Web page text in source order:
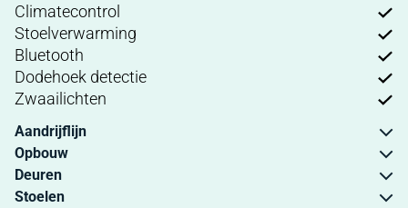
Climatecontrol
Stoelverwarming
Bluetooth
Dodehoek detectie
Zwaailichten
Aandrijflijn
Opbouw
Deuren
Stoelen